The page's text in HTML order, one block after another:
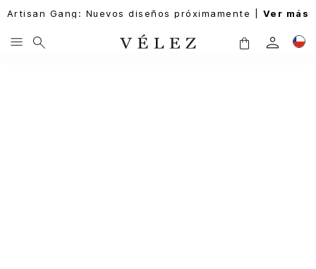
Artisan Gang: Nuevos diseños próximamente | Ver más